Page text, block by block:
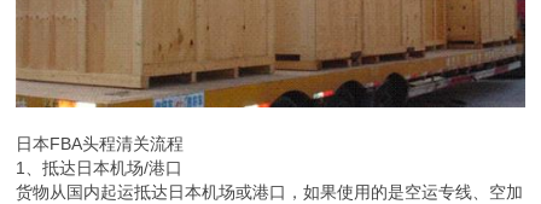
日本FBA头程清关流程
1、抵达日本机场/港口
货物从国内起运抵达日本机场或港口，如果使用的是空运专线、空加